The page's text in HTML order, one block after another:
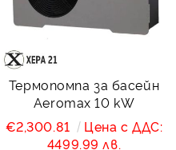
Термопомпa за басейн
Aeromax 10 kW
€2,300.81
Цена с ДДС:
4499.99 лв.